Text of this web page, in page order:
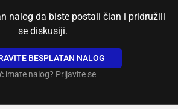
nalog da biste postali član i pridružili
se diskusiji.
BESPLATAN NALOG
imate nalog? Prijavite se